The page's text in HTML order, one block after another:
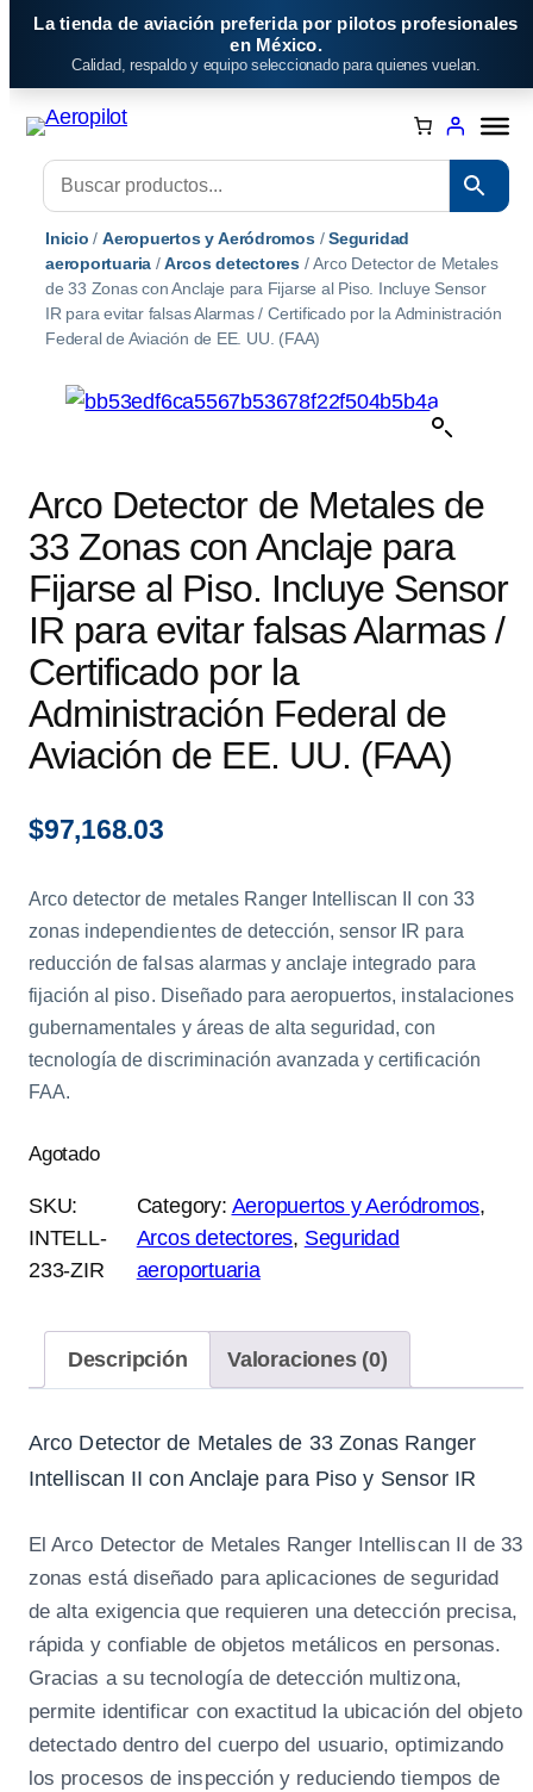
Saltar
La tienda de aviación preferida por pilotos profesionales
en México.
Calidad, respaldo y equipo seleccionado para quienes vuelan.
Inicio /Aeropuertos y Aeródromos/Seguridad
aeroportuaria /Arcos detectores/ Arco Detector de Metales
de 33 Zonas con Anclaje para Fijarse al Piso. Incluye Sensor
IR para evitar falsas Alarmas / Certificado por la Administración
Federal de Aviación de EE. UU. (FAA)
Arco Detector de Metales de
33 Zonas con Anclaje para
Fijarse al Piso. Incluye Sensor
IR para evitar falsas Alarmas /
Certificado por la
Administración Federal de
Aviación de EE. UU. (FAA)
$97,168.03
Arco detector de metales Ranger Intelliscan II con 33
zonas independientes de detección, sensor IR para
reducción de falsas alarmas y anclaje integrado para
fijación al piso. Diseñado para aeropuertos, instalaciones
gubernamentales y áreas de alta seguridad, con
tecnología de discriminación avanzada y certificación
FAA.
Agotado
SKU:
INTELL-
233-ZIR
Category: Aeropuertos y Aeródromos
Arcos detectores, Seguridad
aeroportuaria
Descripción Valoraciones (0)
Arco Detector de Metales de 33 Zonas Ranger
Intelliscan II con Anclaje para Piso y Sensor IR
El Arco Detector de Metales Ranger Intelliscan II de 33
zonas está diseñado para aplicaciones de seguridad
de alta exigencia que requieren una detección precisa,
rápida y confiable de objetos metálicos en personas.
Gracias a su tecnología de detección multizona,
permite identificar con exactitud la ubicación del objeto
detectado dentro del cuerpo del usuario, optimizando
los procesos de inspección y reduciendo tiempos de